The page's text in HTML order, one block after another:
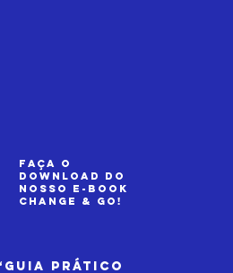
Faça o
download do
nosso e-book
Change & GO!
prático